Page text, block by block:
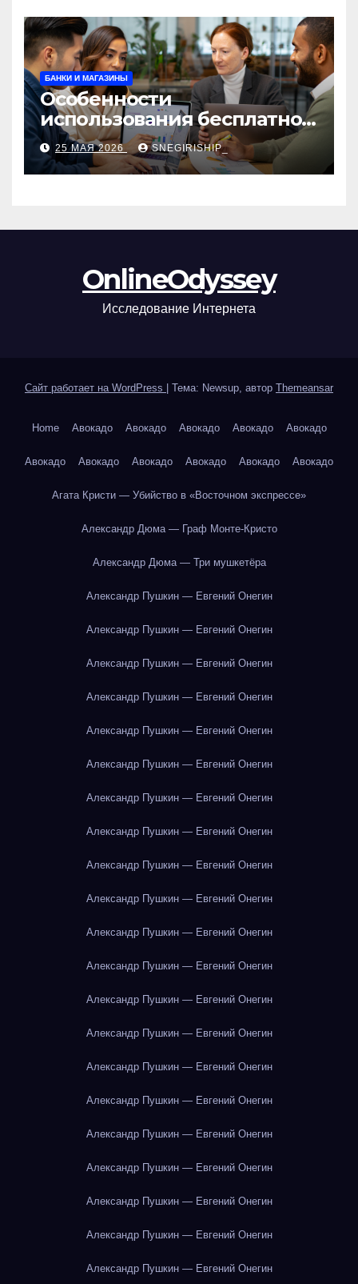
БАНКИ И МАГАЗИНЫ
Особенности
использования бесплатной
версии программ для
автоматизации и
управления предприятием
25 МАЯ 2026 SNEGIRISHIP_
OnlineOdyssey
Исследование Интернета
Сайт работает на WordPress Тема: Newsup, автор Themeansar
Home Авокадо Авокадо Авокадо Авокадо Авокадо
Авокадо Авокадо Авокадо Авокадо Авокадо Авокадо
Агата Кристи — Убийство в «Восточном экспрессе»
Александр Дюма — Граф Монте-Кристо
Александр Дюма — Три мушкетёра
Александр Пушкин — Евгений Онегин
Александр Пушкин — Евгений Онегин
Александр Пушкин — Евгений Онегин
Александр Пушкин — Евгений Онегин
Александр Пушкин — Евгений Онегин
Александр Пушкин — Евгений Онегин
Александр Пушкин — Евгений Онегин
Александр Пушкин — Евгений Онегин
Александр Пушкин — Евгений Онегин
Александр Пушкин — Евгений Онегин
Александр Пушкин — Евгений Онегин
Александр Пушкин — Евгений Онегин
Александр Пушкин — Евгений Онегин
Александр Пушкин — Евгений Онегин
Александр Пушкин — Евгений Онегин
Александр Пушкин — Евгений Онегин
Александр Пушкин — Евгений Онегин
Александр Пушкин — Евгений Онегин
Александр Пушкин — Евгений Онегин
Александр Пушкин — Евгений Онегин
Александр Пушкин — Евгений Онегин